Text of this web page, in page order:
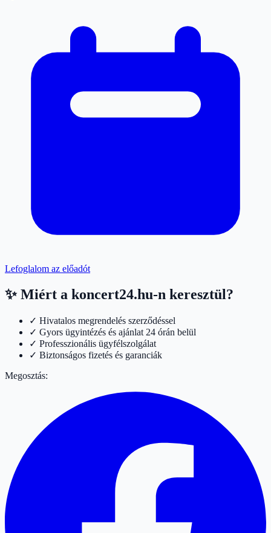
Lefoglalom az előadót
✨ Miért a koncert24.hu-n keresztül?
✓ Hivatalos megrendelés szerződéssel
✓ Gyors ügyintézés és ajánlat 24 órán belül
✓ Professzionális ügyfélszolgálat
✓ Biztonságos fizetés és garanciák
Megosztás: